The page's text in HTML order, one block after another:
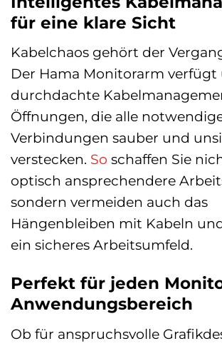
für eine klare Sicht
Kabelchaos gehört der
Der Hama Monitorarm verfügt
durchdachte
Öffnungen, die alle
Verbindungen sauber und
verstecken. So schaffen Sie
optisch ansprechendere
sondern vermeiden auch das
Hängenbleiben mit Kabeln
ein sicheres Arbeitsumfeld.
Perfekt für jeden
Anwendungsbereich
Ob für anspruchsvolle